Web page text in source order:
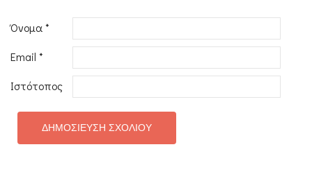
Όνομα*
Email *
Ιστότοπος